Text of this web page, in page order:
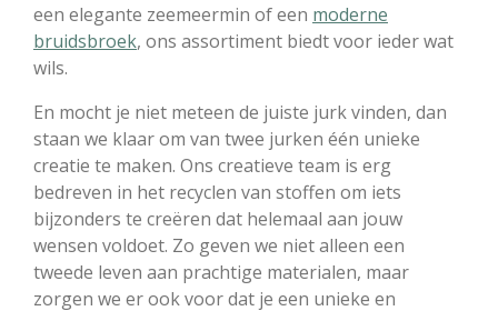
een elegante zeemeermin of een moderne
bruidsbroek, ons assortiment biedt voor ieder wat
wils.
En mocht je niet meteen de juiste jurk vinden, dan
staan we klaar om van twee jurken één unieke
creatie te maken. Ons creatieve team is erg
bedreven in het recyclen van stoffen om iets
bijzonders te creëren dat helemaal aan jouw
wensen voldoet. Zo geven we niet alleen een
tweede leven aan prachtige materialen, maar
zorgen we er ook voor dat je een unieke en